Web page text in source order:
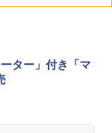
ゲーム 景品 粗
3電池 ミニゲ
くずし 大きい
・エディション
Language: Japan
ヤレス コントロー
ル
限城編 第一章 猗
ray]
ター」付き「マ